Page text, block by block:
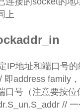
上
IP地址和端口号
address family，
号（注意要按位
// 一